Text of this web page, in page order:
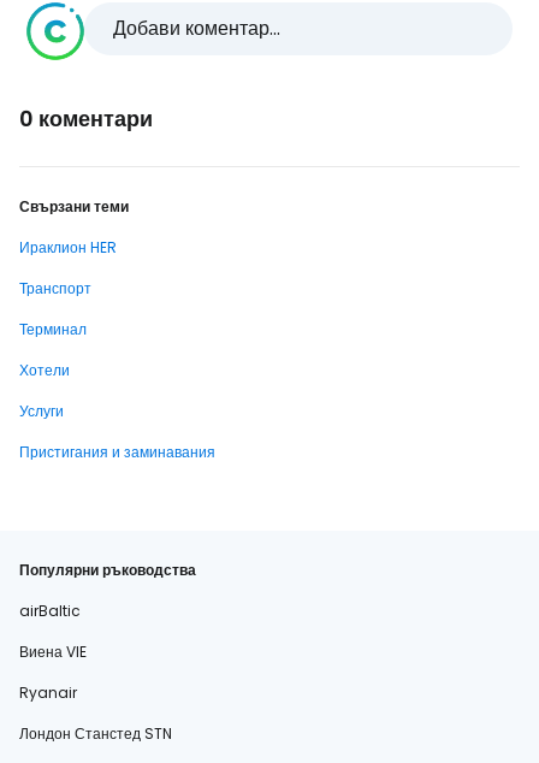
Добави коментар...
0 коментари
Свързани теми
Ираклион HER
Транспорт
Терминал
Хотели
Услуги
Пристигания и заминавания
Популярни ръководства
airBaltic
Виена VIE
Ryanair
Лондон Станстед STN